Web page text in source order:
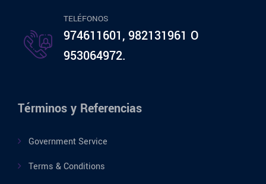
TELÉFONOS
974611601, 982131961 O
953064972.
Términos y Referencias
Government Service
Terms & Conditions